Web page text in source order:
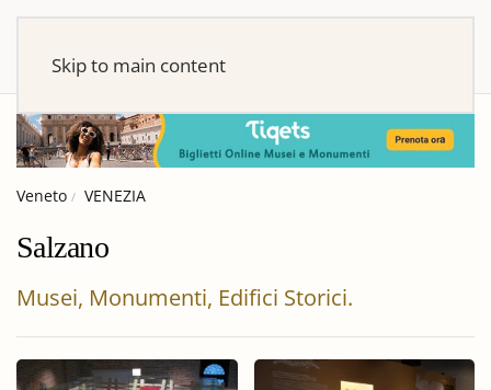
Skip to main content
Veneto VENEZIA
Salzano
Musei, Monumenti, Edifici Storici.